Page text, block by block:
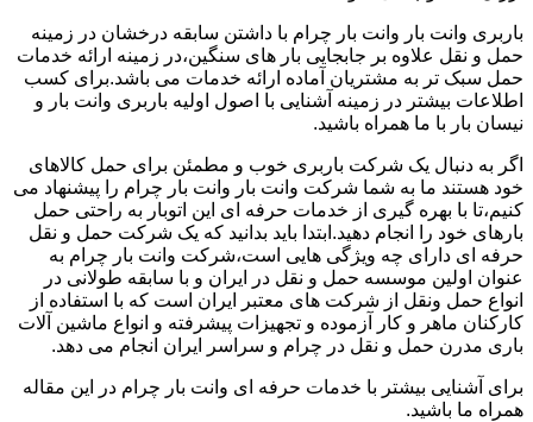
باربری وانت بار وانت بار چرام با داشتن سابقه درخشان در زمینه
حمل و نقل علاوه بر جابجایی بار های سنگین،در زمینه ارائه خدمات
حمل سبک تر به مشتریان آماده ارائه خدمات می باشد.برای کسب
اطلاعات بیشتر در زمینه آشنایی با اصول اولیه باربری وانت بار و
نیسان بار با ما همراه باشید.
اگر به دنبال یک شرکت باربری خوب و مطمئن برای حمل کالاهای
خود هستند ما به شما شرکت وانت بار وانت بار چرام را پیشنهاد می
کنیم،تا با بهره گیری از خدمات حرفه ای این اتوبار به راحتی حمل
بارهای خود را انجام دهید.ابتدا باید بدانید که یک شرکت حمل و نقل
حرفه ای دارای چه ویژگی هایی است،شرکت وانت بار چرام به
عنوان اولین موسسه حمل و نقل در ایران و با سابقه طولانی در
انواع حمل ونقل از شرکت های معتبر ایران است که با استفاده از
کارکنان ماهر و کار آزموده و تجهیزات پیشرفته و انواع ماشین آلات
باری مدرن حمل و نقل در چرام و سراسر ایران انجام می دهد.
برای آشنایی بیشتر با خدمات حرفه ای وانت بار چرام در این مقاله
همراه ما باشید.